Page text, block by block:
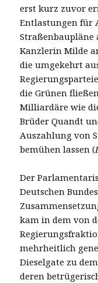
erst kurz zuvor
Entlastungen für
Straßenbaupläne
Kanzlerin Milde
die umgekehrt
die Grünen
Milliardäre wie
Brüder Quandt
Auszahlung von
bemühen lassen (
Der
Deutschen
kam in dem von
mehrheitlich
Dieselgate zu
deren